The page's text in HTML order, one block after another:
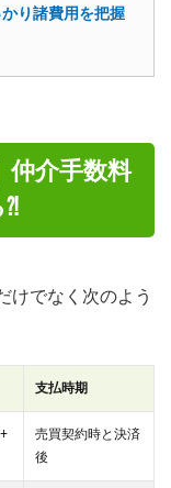
り諸費用を把握
仲介手数料
⁈
けでなく次のよう
支払時期
売買契約時と決済
後